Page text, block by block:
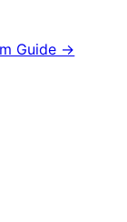
Guide →